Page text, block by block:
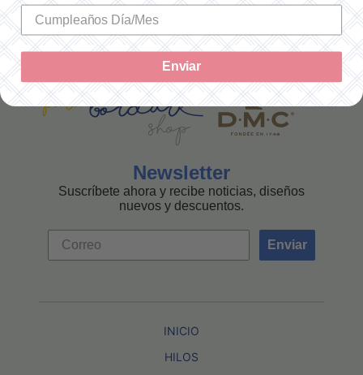
MEXICANA
Newsletter
Suscríbete ahora y recibe noticias, diseños
nuevos y descuentos.
Enviar
INICIO
HILOS
Enviar